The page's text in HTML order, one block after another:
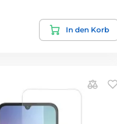
In den Korb